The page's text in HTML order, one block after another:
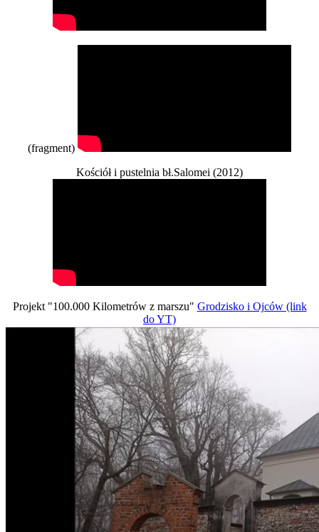
(fragment)
Kościół i pustelnia bł.Salomei (2012)
Projekt "100.000 Kilometrów z marszu" Grodzisko i Ojców (link
do YT)